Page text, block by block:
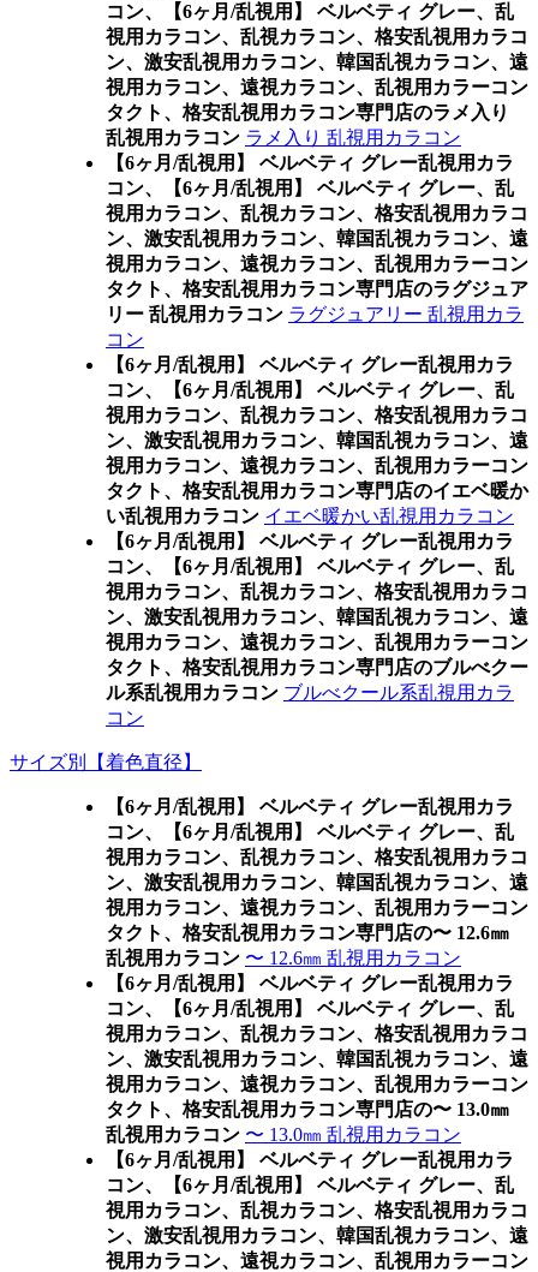
コン、
【6ヶ月/乱視用】 ベルベティ グレー、乱
視用カラコン、乱視カラコン、格安乱視用カラコ
ン、激安乱視用カラコン、韓国乱視カラコン、遠
視用カラコン、遠視カラコン、乱視用カラーコン
タクト、格安乱視用カラコン専門店のラメ入り
乱視用カラコン ラメ入り 乱視用カラコン
【6ヶ月/乱視用】 ベルベティ グレー乱視用カラ
コン、
【6ヶ月/乱視用】 ベルベティ グレー、乱
視用カラコン、乱視カラコン、格安乱視用カラコ
ン、激安乱視用カラコン、韓国乱視カラコン、遠
視用カラコン、遠視カラコン、乱視用カラーコン
タクト、格安乱視用カラコン専門店のラグジュア
リー 乱視用カラコン ラグジュアリー 乱視用カラ
コン
【6ヶ月/乱視用】 ベルベティ グレー乱視用カラ
コン、
【6ヶ月/乱視用】 ベルベティ グレー、乱
視用カラコン、乱視カラコン、格安乱視用カラコ
ン、激安乱視用カラコン、韓国乱視カラコン、遠
視用カラコン、遠視カラコン、乱視用カラーコン
タクト、格安乱視用カラコン専門店のイエベ暖か
い乱視用カラコン イエベ暖かい乱視用カラコン
【6ヶ月/乱視用】 ベルベティ グレー乱視用カラ
コン、
【6ヶ月/乱視用】 ベルベティ グレー、乱
視用カラコン、乱視カラコン、格安乱視用カラコ
ン、激安乱視用カラコン、韓国乱視カラコン、遠
視用カラコン、遠視カラコン、乱視用カラーコン
タクト、格安乱視用カラコン専門店のブルべクー
ル系乱視用カラコン ブルべクール系乱視用カラ
コン
サイズ別【着色直径】
【6ヶ月/乱視用】 ベルベティ グレー乱視用カラ
コン、
【6ヶ月/乱視用】 ベルベティ グレー、乱
視用カラコン、乱視カラコン、格安乱視用カラコ
ン、激安乱視用カラコン、韓国乱視カラコン、遠
視用カラコン、遠視カラコン、乱視用カラーコン
タクト、格安乱視用カラコン専門店の〜 12.6㎜
乱視用カラコン 〜 12.6㎜ 乱視用カラコン
【6ヶ月/乱視用】 ベルベティ グレー乱視用カラ
コン、
【6ヶ月/乱視用】 ベルベティ グレー、乱
視用カラコン、乱視カラコン、格安乱視用カラコ
ン、激安乱視用カラコン、韓国乱視カラコン、遠
視用カラコン、遠視カラコン、乱視用カラーコン
タクト、格安乱視用カラコン専門店の〜 13.0㎜
乱視用カラコン 〜 13.0㎜ 乱視用カラコン
【6ヶ月/乱視用】 ベルベティ グレー乱視用カラ
コン、
【6ヶ月/乱視用】 ベルベティ グレー、乱
視用カラコン、乱視カラコン、格安乱視用カラコ
ン、激安乱視用カラコン、韓国乱視カラコン、遠
視用カラコン、遠視カラコン、乱視用カラーコン